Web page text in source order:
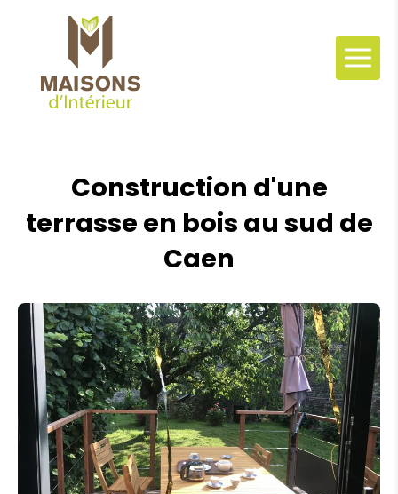
Construction d'une
terrasse en bois au sud de
Caen